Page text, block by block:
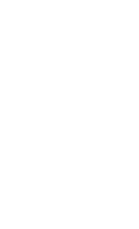
med dessa frågor för att
ett öppet och trovärdigt
Tax matters:
från och med
på skatteområdet
oss så